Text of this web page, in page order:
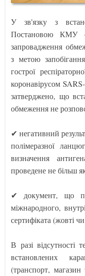
У зв'язку з
Постановою КМУ
запровадження
з метою
гострої
коронавірусом
затверджено, що
обмеження не
✔ негативний
полімеразної
визначення
проведене не більш
✔ документ, що
міжнародного,
сертифіката (жовті
В разі відсутності
встановлених
(транспорт,